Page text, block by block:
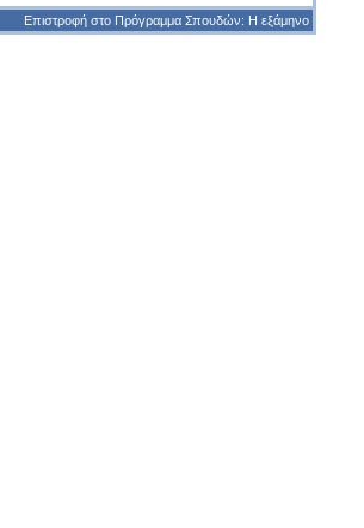
Επιστροφή στο Πρόγραμμα Σπουδών: Η εξάμηνο